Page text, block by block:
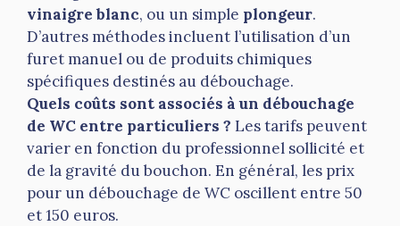
vinaigre blanc, ou un simple plongeur.
D’autres méthodes incluent l’utilisation d’un
furet manuel ou de produits chimiques
spécifiques destinés au débouchage.
Quels coûts sont associés à un débouchage
de WC entre particuliers ? Les tarifs peuvent
varier en fonction du professionnel sollicité et
de la gravité du bouchon. En général, les prix
pour un débouchage de WC oscillent entre 50
et 150 euros.